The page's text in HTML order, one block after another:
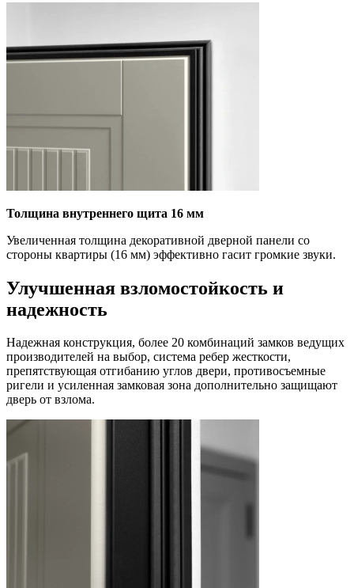
Толщина внутреннего щита 16 мм
Увеличенная толщина декоративной дверной панели со
стороны квартиры (16 мм) эффективно гасит громкие звуки.
Улучшенная взломостойкость и
надежность
Надежная конструкция, более 20 комбинаций замков ведущих
производителей на выбор, система ребер жесткости,
препятствующая отгибанию углов двери, противосъемные
ригели и усиленная замковая зона дополнительно защищают
дверь от взлома.